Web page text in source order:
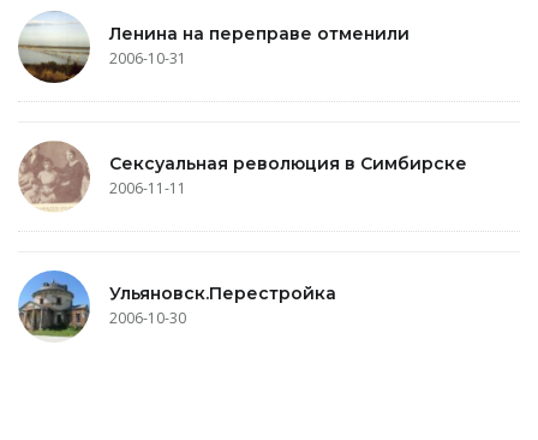
Ленина на переправе отменили
2006-10-31
Сексуальная революция в Симбирске
2006-11-11
Ульяновск.Перестройка
2006-10-30